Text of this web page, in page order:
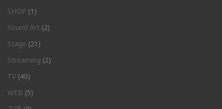
SHOP (1)
Sound Art (2)
Stage (21)
Streaming (2)
TV (40)
WEB (5)